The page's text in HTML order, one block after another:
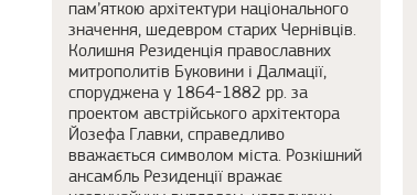
пам’яткою архітектури національного
значення, шедевром старих Чернівців.
Колишня Резиденція православних
митрополитів Буковини і Далмації,
споруджена у 1864-1882 рр. за
проектом австрійського архітектора
Йозефа Главки, справедливо
вважається символом міста. Розкішний
ансамбль Резиденції вражає